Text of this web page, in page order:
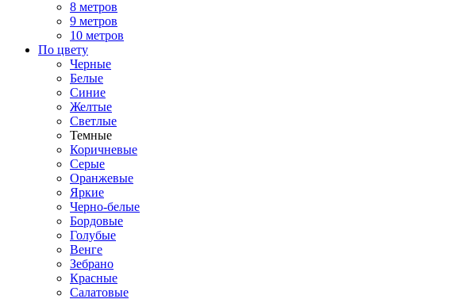
8 метров
9 метров
10 метров
По цвету
Черные
Белые
Синие
Желтые
Светлые
Темные
Коричневые
Серые
Оранжевые
Яркие
Черно-белые
Бордовые
Голубые
Венге
Зебрано
Красные
Салатовые